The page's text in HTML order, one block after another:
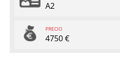
A2
PRECIO
4750 €